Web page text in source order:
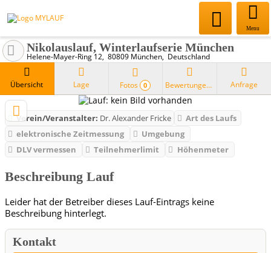
Menu
Nikolauslauf, Winterlaufserie München
Helene-Mayer-Ring 12 80809 München Deutschland
Übersicht Lage Fotos 0 Bewertungen Anfrage
Verein/Veranstalter: Dr. Alexander Fricke
Art des Laufs
elektronische Zeitmessung
Umgebung
DLV vermessen
Teilnehmerlimit Höhenmeter
Beschreibung Lauf
Leider hat der Betreiber dieses Lauf-Eintrags keine
Beschreibung hinterlegt.
Kontakt